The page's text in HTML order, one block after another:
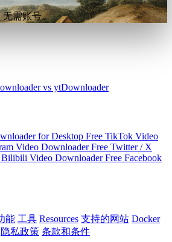
无需账号。
vs ytDownloader
for Desktop Free TikTok Video
Video DownloaderFree Twitter / X
Bilibili Video DownloaderFree Facebook
能 工具 Resources 支持的网站 Docker
隐私政策 条款和条件